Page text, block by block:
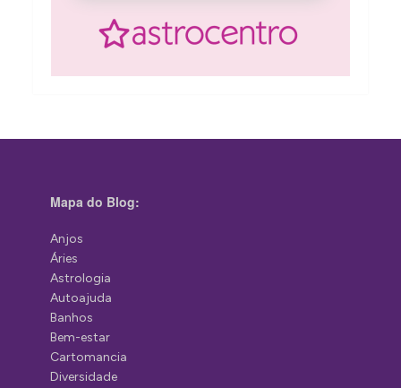
Mapa do Blog:
Anjos
Áries
Astrologia
Autoajuda
Banhos
Bem-estar
Cartomancia
Diversidade